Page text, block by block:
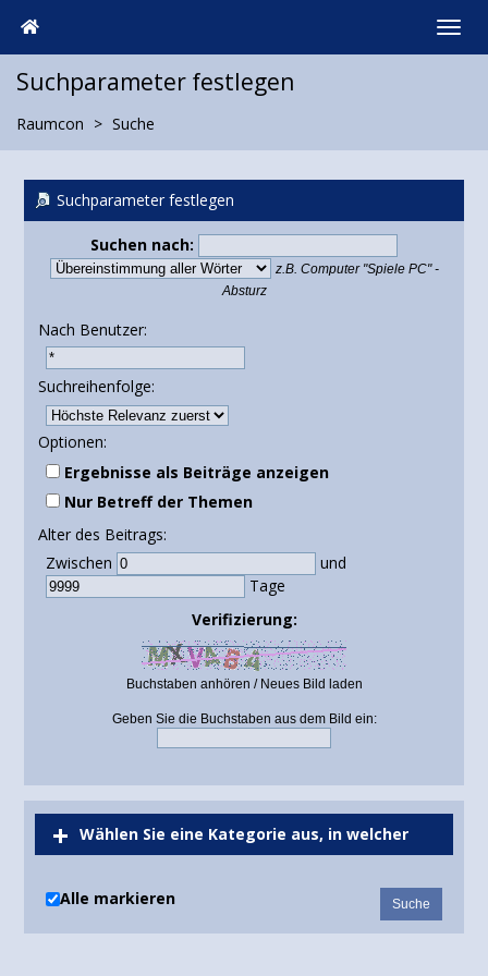
Suchparameter festlegen
Raumcon Suche
Suchparameter festlegen
Suchen nach:
z.B. Computer "Spiele PC" -
Absturz
Nach Benutzer:
Suchreihenfolge:
Optionen:
Ergebnisse als Beiträge anzeigen
Nur Betreff der Themen
Alter des Beitrags:
Zwischen
und
Tage
Verifizierung:
Buchstaben anhören / Neues Bild laden
Geben Sie die Buchstaben aus dem Bild ein:
Wählen Sie eine Kategorie aus, in welcher
Alle markieren